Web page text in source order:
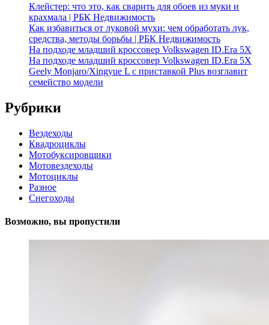
Клейстер: что это, как сварить для обоев из муки и
крахмала | РБК Недвижимость
Как избавиться от луковой мухи: чем обработать лук,
средства, методы борьбы | РБК Недвижимость
На подходе младший кроссовер Volkswagen ID.Era 5X
На подходе младший кроссовер Volkswagen ID.Era 5X
Geely Monjaro/Xingyue L с приставкой Plus возглавит
семейство модели
Рубрики
Вездеходы
Квадроциклы
Мотобуксировщики
Мотовездеходы
Мотоциклы
Разное
Снегоходы
Возможно, вы пропустили